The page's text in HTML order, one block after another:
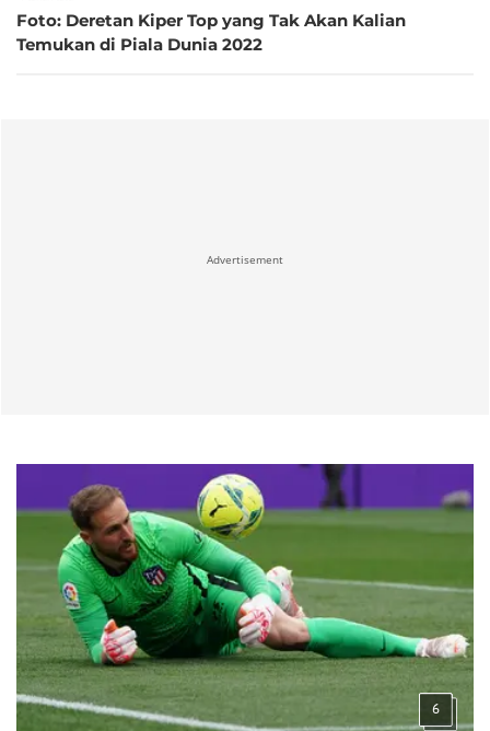
Foto: Deretan Kiper Top yang Tak Akan Kalian
Temukan di Piala Dunia 2022
Advertisement
6